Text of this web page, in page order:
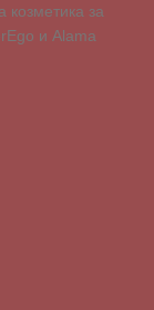
за
и Alama